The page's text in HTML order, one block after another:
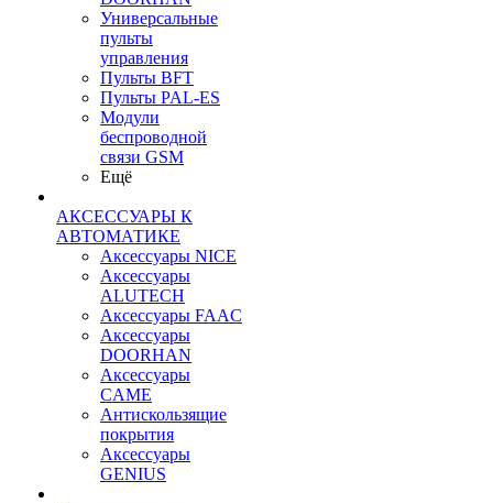
Универсальные
пульты
управления
Пульты BFT
Пульты PAL-ES
Модули
беспроводной
связи GSM
Ещё
АКСЕССУАРЫ К
АВТОМАТИКЕ
Аксессуары NICE
Аксессуары
ALUTECH
Аксессуары FAAC
Аксессуары
DOORHAN
Аксессуары
CAME
Антискользящие
покрытия
Аксессуары
GENIUS